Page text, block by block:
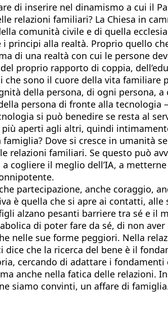
di inserire nel dinamismo a cui il
relazioni familiari? La Chiesa in
comunità civile e di quella
principi alla realtà. Proprio quello
di una realtà con cui le persone
proprio rapporto di coppia,
sono il cuore della vita familiare
della persona, di ogni persona,
persona di fronte alla tecnologia
si può benedire se resta al
aperti agli altri, quindi
Dove si cresce in umanità
relazioni familiari. Se questo può
il meglio dell’IA, a
partecipazione, anche coraggio,
è quella che si apre ai contatti, alle
alzano pesanti barriere tra sé e il
di poter fare da sé, di non
sue forme peggiori. Nella
che la ricerca del bene è il
cercando di adattare i
anche nella fatica delle relazioni.
siamo convinti, un affare di